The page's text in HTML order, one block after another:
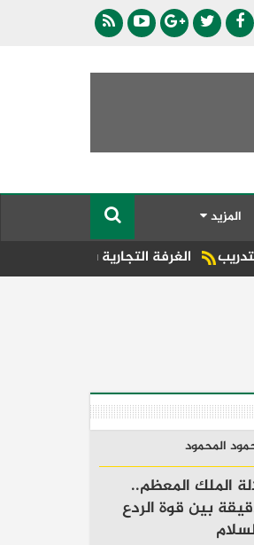
المزيد
بدمياط تشارك في اجتماع الاتحاد
المحمود
الملك المعظم..
بين قوة الردع